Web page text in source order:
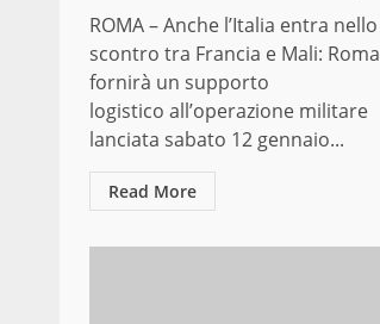
ROMA – Anche l’Italia entra nello
scontro tra Francia e Mali: Roma
fornirà un supporto
logistico all’operazione militare
lanciata sabato 12 gennaio...
Read More